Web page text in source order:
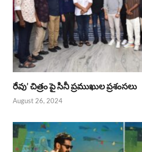
రేవు’ చిత్రం పై సినీ ప్రముఖుల ప్రశంసలు
August 26, 2024